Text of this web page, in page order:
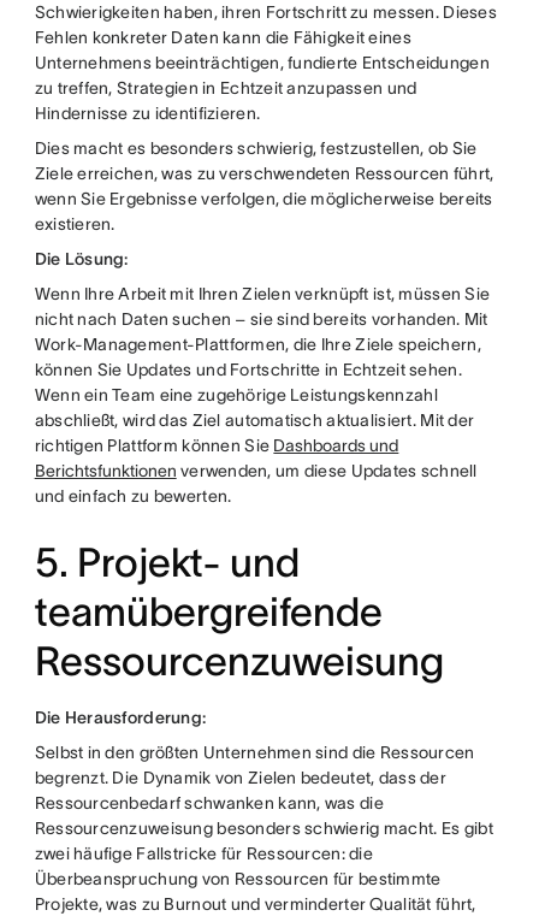
Schwierigkeiten haben, ihren Fortschritt zu messen. Dieses
Fehlen konkreter Daten kann die Fähigkeit eines
Unternehmens beeinträchtigen, fundierte Entscheidungen
zu treffen, Strategien in Echtzeit anzupassen und
Hindernisse zu identifizieren.
Dies macht es besonders schwierig, festzustellen, ob Sie
Ziele erreichen, was zu verschwendeten Ressourcen führt,
wenn Sie Ergebnisse verfolgen, die möglicherweise bereits
existieren.
Die Lösung:
Wenn Ihre Arbeit mit Ihren Zielen verknüpft ist, müssen Sie
nicht nach Daten suchen – sie sind bereits vorhanden. Mit
Work-Management-Plattformen, die Ihre Ziele speichern,
können Sie Updates und Fortschritte in Echtzeit sehen.
Wenn ein Team eine zugehörige Leistungskennzahl
abschließt, wird das Ziel automatisch aktualisiert. Mit der
richtigen Plattform können Sie Dashboards und
Berichtsfunktionen verwenden, um diese Updates schnell
und einfach zu bewerten.
5. Projekt- und
teamübergreifende
Ressourcenzuweisung
Die Herausforderung:
Selbst in den größten Unternehmen sind die Ressourcen
begrenzt. Die Dynamik von Zielen bedeutet, dass der
Ressourcenbedarf schwanken kann, was die
Ressourcenzuweisung besonders schwierig macht. Es gibt
zwei häufige Fallstricke für Ressourcen: die
Überbeanspruchung von Ressourcen für bestimmte
Projekte, was zu Burnout und verminderter Qualität führt,